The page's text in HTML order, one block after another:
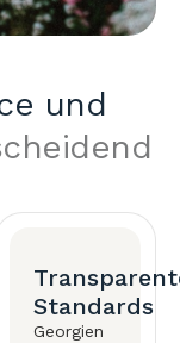
und
Standards
Georgien